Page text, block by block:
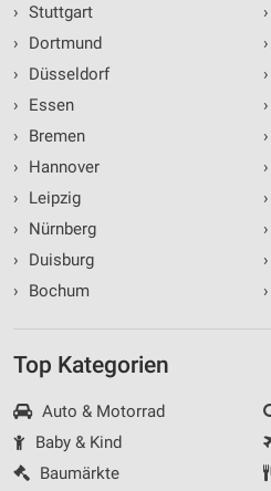
› Stuttgart
›
Dortmund
›
Düsseldorf
›
Essen
›
Bremen
›
Hannover
›
Leipzig
›
Nürnberg
›
Duisburg
›
Bochum
›
›
›
›
›
›
›
›
›
›
Top Kategorien
Auto & Motorrad
Baby & Kind
Baumärkte